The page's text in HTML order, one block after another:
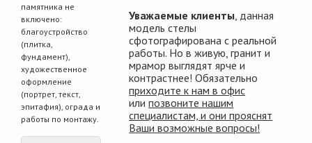
памятника не
включено:
благоустройство
(плитка,
фундамент),
художественное
оформление
(портрет, текст,
эпитафия), ограда и
работы по монтажу.
Уважаемые клиенты , данная
модель стелы
сфотографирована с реальной
работы. Но в живую, гранит и
мрамор выглядят ярче и
контрастнее! Обязательно
приходите к нам в офис
илипозвоните нашим
специалистам, и они прояснят
Ваши возможные вопросы!